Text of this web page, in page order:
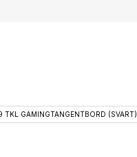
TKL GAMINGTANGENTBORD (SVART)